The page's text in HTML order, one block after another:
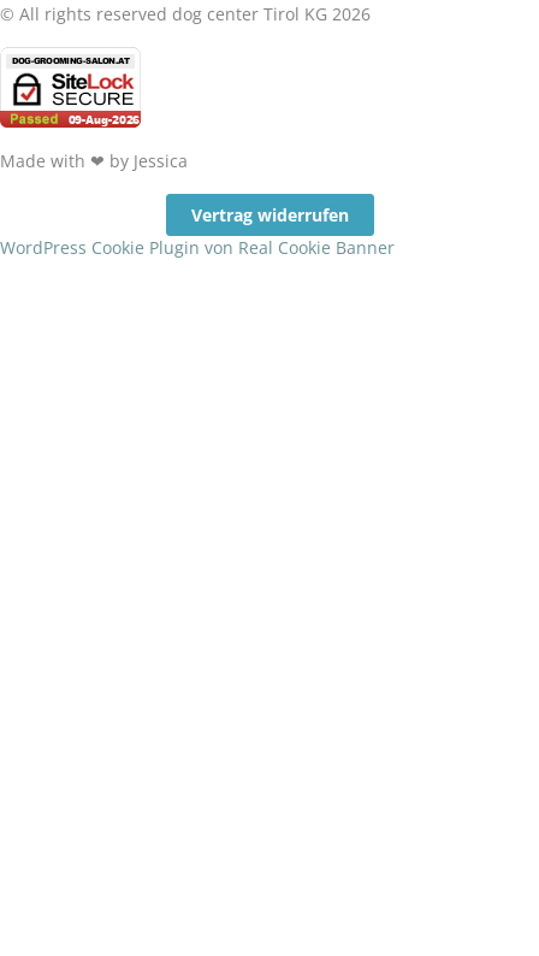
© All rights reserved dog center Tirol KG 2026
Made with ❤ by Jessica
Vertrag widerrufen
WordPress Cookie Plugin von Real Cookie Banner